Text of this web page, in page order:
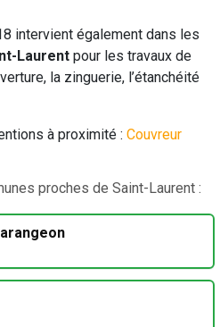
intervient également dans les
Laurent pour les travaux de
la zinguerie, l’étanchéité
à proximité : Couvreur
proches de Saint-Laurent :